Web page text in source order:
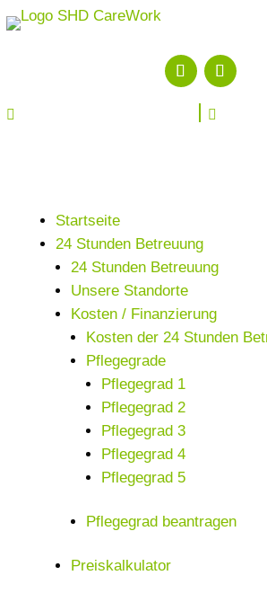
 
Startseite
24 Stunden Betreuung
24 Stunden Betreuung
Unsere Standorte
Kosten / Finanzierung
Kosten der 24 Stunden
Pflegegrade
Pflegegrad 1
Pflegegrad 2
Pflegegrad 3
Pflegegrad 4
Pflegegrad 5
Pflegegrad beantragen
Preiskalkulator